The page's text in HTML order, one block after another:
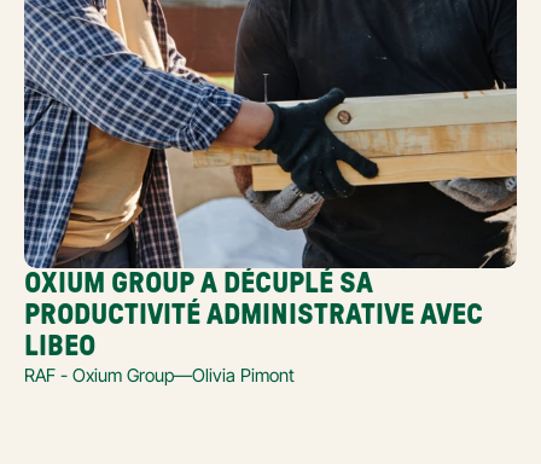
OXIUM GROUP A DÉCUPLÉ SA
PRODUCTIVITÉ ADMINISTRATIVE AVEC
LIBEO
RAF - Oxium Group—Olivia Pimont